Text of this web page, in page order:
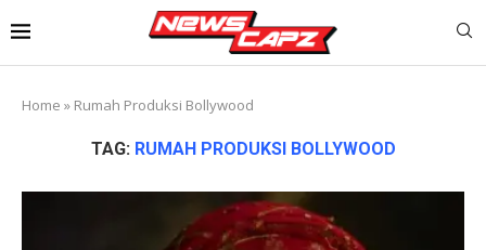
Home » Rumah Produksi Bollywood
TAG: RUMAH PRODUKSI BOLLYWOOD